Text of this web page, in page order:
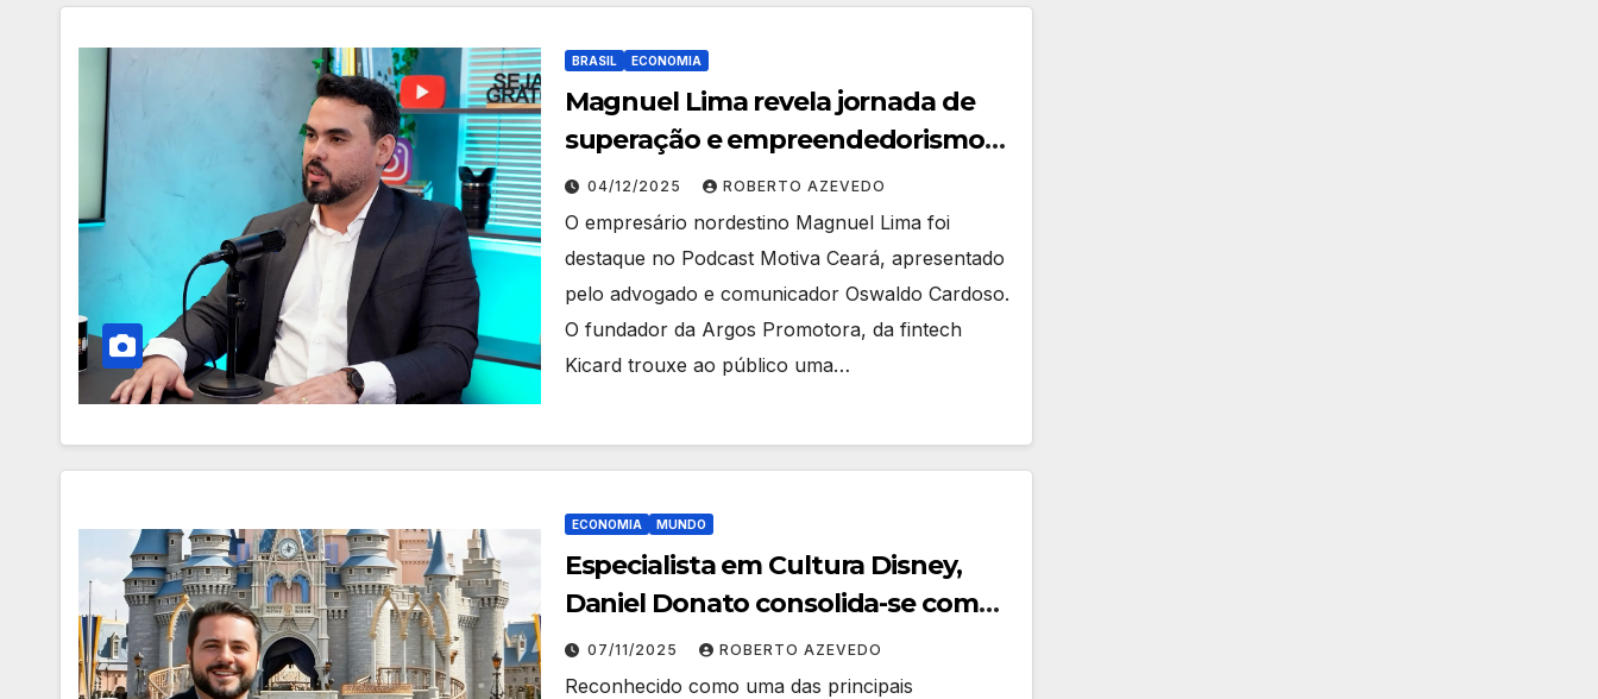
BRASIL ECONOMIA
Magnuel Lima revela jornada de
superação e empreendedorismo
no Podcast Motiva Ceará
04/12/2025 ROBERTO AZEVEDO
O empresário nordestino Magnuel Lima foi
destaque no Podcast Motiva Ceará, apresentado
pelo advogado e comunicador Oswaldo Cardoso.
O fundador da Argos Promotora, da fintech
Kicard trouxe ao público uma…
ECONOMIA MUNDO
Especialista em Cultura Disney,
Daniel Donato consolida-se como
referência nacional em
atendimento e encantamento de
07/11/2025 ROBERTO AZEVEDO
Reconhecido como uma das principais